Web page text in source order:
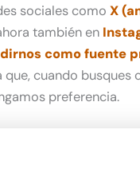
sociales comoX
también en
como fuente
que, cuando busques
preferencia.